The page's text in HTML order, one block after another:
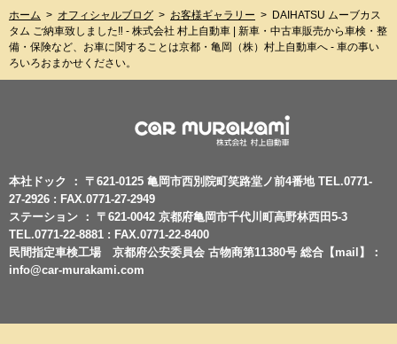
ホーム > オフィシャルブログ > お客様ギャラリー > DAIHATSU ムーブカス
タム ご納車致しました‼︎ - 株式会社 村上自動車 | 新車・中古車販売から車検・整
備・保険など、お車に関することは京都・亀岡（株）村上自動車へ - 車の事い
ろいろおまかせください。
本社ドック ： 〒621-0125 亀岡市西別院町笑路堂ノ前4番地 TEL.0771-
27-2926 : FAX.0771-27-2949
ステーション ： 〒621-0042 京都府亀岡市千代川町高野林西田5-3
TEL.0771-22-8881 : FAX.0771-22-8400
民間指定車検工場 京都府公安委員会 古物商第11380号 総合【mail】：
info@car-murakami.com